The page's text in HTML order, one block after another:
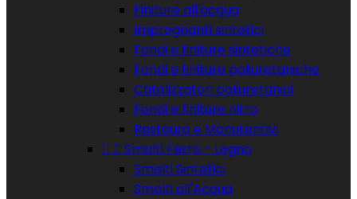
Finiture all'acqua
Impregnanti sintetici
Fondi e finiture sintetiche
Fondi e finiture poliuretaniche
Catalizzatori poliuretanici
Fondi e finiture nitro
Restauro e Manutentivi
  Smalti Ferro - Legno
Smalti Sintetici
Smalti all'Acqua